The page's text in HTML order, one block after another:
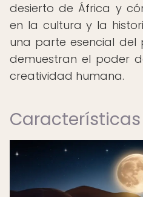
desierto de África y
en la cultura y la
una parte esencial
demuestran el poder
creatividad humana.